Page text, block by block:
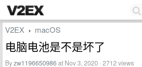
V2EX › macOS
电脑电池是不是坏了
Byzw1196650986at Nov 3, 2020 · 2712 views